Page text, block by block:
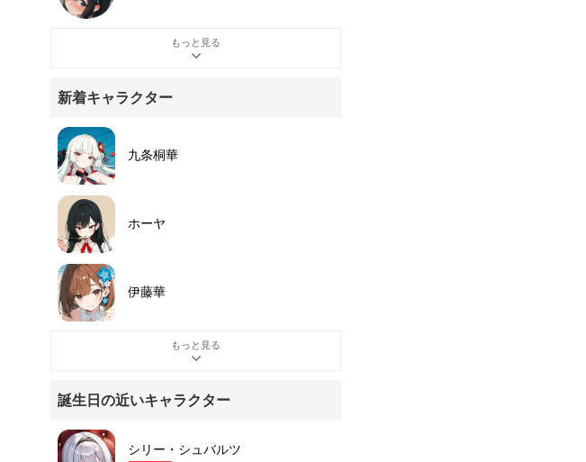
もっと見る
新着キャラクター
九条桐華
ホーヤ
伊藤華
もっと見る
誕生日の近いキャラクター
シリー・シュバルツ